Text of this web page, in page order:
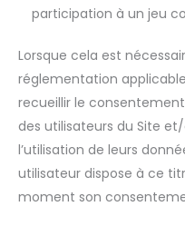
participation à un jeu
Lorsque cela est
réglementation
recueillir le
des utilisateurs du Site
l’utilisation de leurs
utilisateur dispose à ce
moment son